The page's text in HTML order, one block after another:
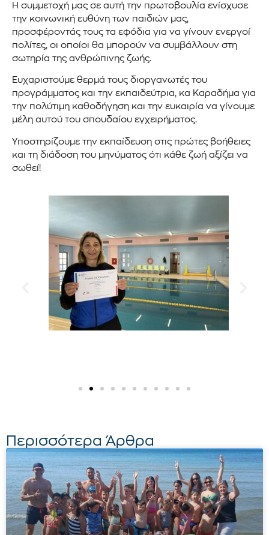
Η συμμετοχή μας σε αυτή την πρωτοβουλία ενίσχυσε
την κοινωνική ευθύνη των παιδιών μας,
προσφέροντάς τους τα εφόδια για να γίνουν ενεργοί
πολίτες, οι οποίοι θα μπορούν να συμβάλλουν στη
σωτηρία της ανθρώπινης ζωής.
Ευχαριστούμε θερμά τους διοργανωτές του
προγράμματος και την εκπαιδεύτρια, κα Καραδήμα για
την πολύτιμη καθοδήγηση και την ευκαιρία να γίνουμε
μέλη αυτού του σπουδαίου εγχειρήματος.
Υποστηρίζουμε την εκπαίδευση στις πρώτες βοήθειες
και τη διάδοση του μηνύματος ότι κάθε ζωή αξίζει να
σωθεί!
Περισσότερα Άρθρα